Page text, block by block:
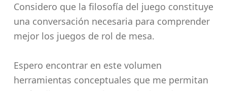
Considero que la filosofía del juego constituye
una conversación necesaria para comprender
mejor los juegos de rol de mesa.
Espero encontrar en este volumen
herramientas conceptuales que me permitan